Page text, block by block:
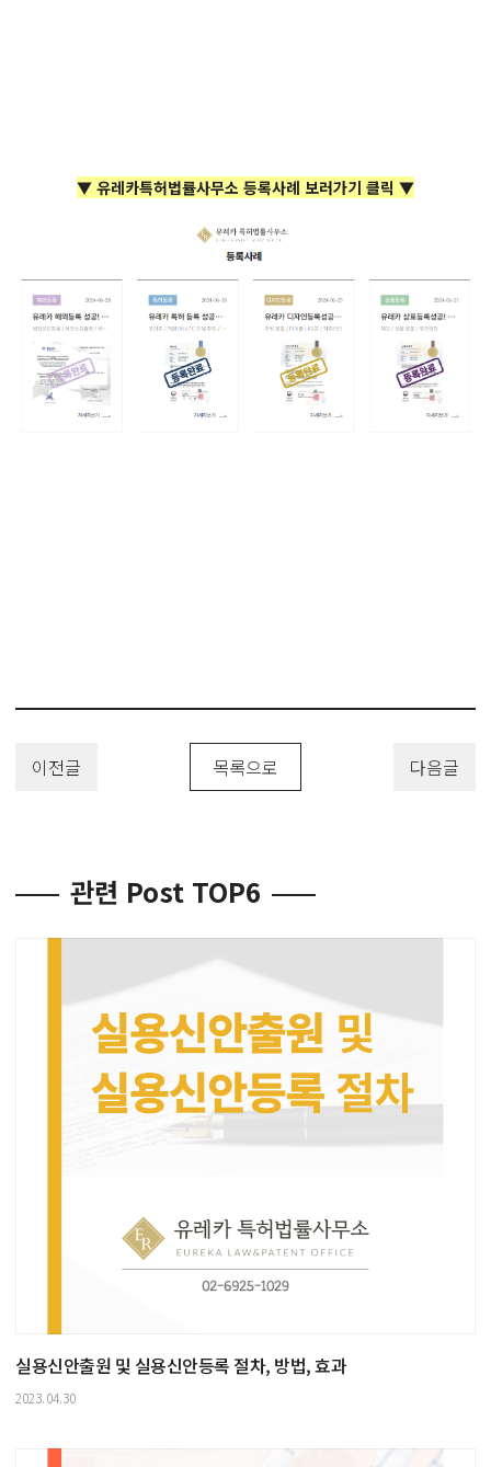
▼ 유레카특허법률사무소 등록사례 보러가기 클릭 ▼
이전글 목록으로 다음글
관련 Post TOP6
실용신안출원 및 실용신안등록 절차, 방법, 효과
2023.04.30